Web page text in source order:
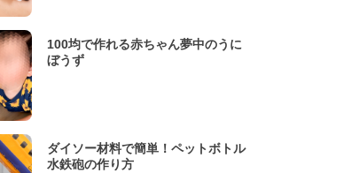
100均で作れる赤ちゃん夢中のうに
ぼうず
ダイソー材料で簡単！ペットボトル
水鉄砲の作り方